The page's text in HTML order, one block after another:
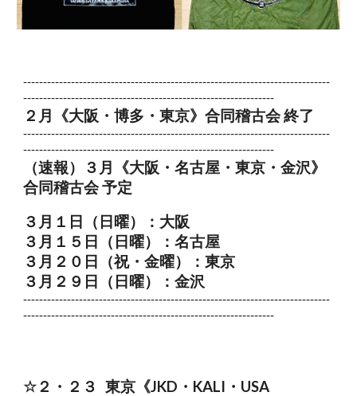
-----------------------------------------------------------------------------
---------------------------------------------------------------
２ 月《大阪・博多 ・東京》合同稽古会 終了
-----------------------------------------------------------------------------
---------------------------------------------------------------
（速報）３ 月《大阪・名古屋 ・東京 ・金沢》
合同稽古会 予定
３月１日（日曜）：大阪
３月１５日（日曜）：名古屋
３月２０日（祝・金曜）：東京
３月２９日（日曜）：金沢
-----------------------------------------------------------------------------
---------------------------------------------------------------
☆２・ ２３ 東京 《JKD・KALI・USA